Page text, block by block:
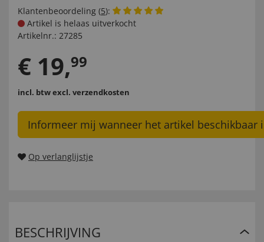
Klantenbeoordeling (5):
Artikel is helaas uitverkocht
Artikelnr.: 27285
€ 19,99
incl. btwexcl. verzendkosten
Informeer mij wanneer het artikel beschikbaar
Op verlanglijstje
BESCHRIJVING